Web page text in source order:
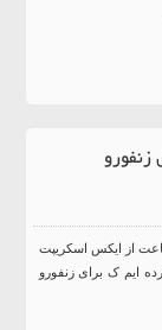
زنفورو
ساعت از ایکس اسکریپت
ایم ک برای زنفورو